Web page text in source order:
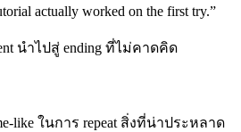
actually worked on the first try.”
นำไปสู่ ending ที่ไม่คาดคิด
like ในการ repeat สิ่งที่น่าประหลาด